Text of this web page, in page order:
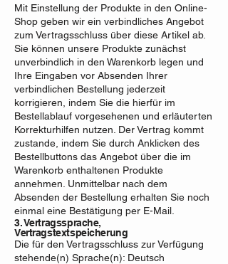
Mit Einstellung der Produkte in den Online-
Shop geben wir ein verbindliches Angebot
zum Vertragsschluss über diese Artikel ab.
Sie können unsere Produkte zunächst
unverbindlich in den Warenkorb legen und
Ihre Eingaben vor Absenden Ihrer
verbindlichen Bestellung jederzeit
korrigieren, indem Sie die hierfür im
Bestellablauf vorgesehenen und erläuterten
Korrekturhilfen nutzen. Der Vertrag kommt
zustande, indem Sie durch Anklicken des
Bestellbuttons das Angebot über die im
Warenkorb enthaltenen Produkte
annehmen. Unmittelbar nach dem
Absenden der Bestellung erhalten Sie noch
einmal eine Bestätigung per E-Mail.
3. Vertragssprache,
Vertragstextspeicherung
Die für den Vertragsschluss zur Verfügung
stehende(n) Sprache(n): Deutsch